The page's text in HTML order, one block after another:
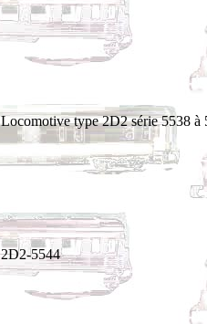
Locomotive type 2D2 série 5538 à
2D2-5544